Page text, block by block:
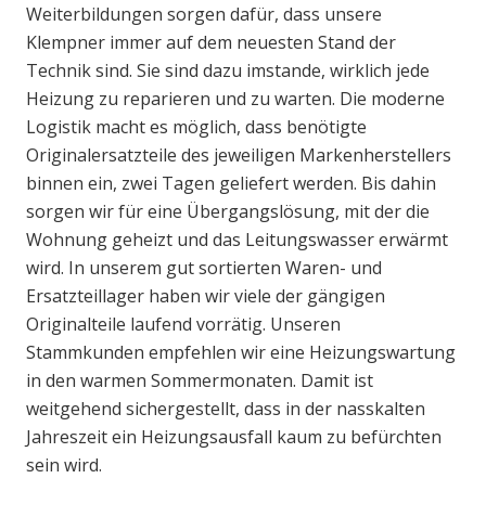
Weiterbildungen sorgen dafür, dass unsere
Klempner immer auf dem neuesten Stand der
Technik sind. Sie sind dazu imstande, wirklich jede
Heizung zu reparieren und zu warten. Die moderne
Logistik macht es möglich, dass benötigte
Originalersatzteile des jeweiligen Markenherstellers
binnen ein, zwei Tagen geliefert werden. Bis dahin
sorgen wir für eine Übergangslösung, mit der die
Wohnung geheizt und das Leitungswasser erwärmt
wird. In unserem gut sortierten Waren- und
Ersatzteillager haben wir viele der gängigen
Originalteile laufend vorrätig. Unseren
Stammkunden empfehlen wir eine Heizungswartung
in den warmen Sommermonaten. Damit ist
weitgehend sichergestellt, dass in der nasskalten
Jahreszeit ein Heizungsausfall kaum zu befürchten
sein wird.